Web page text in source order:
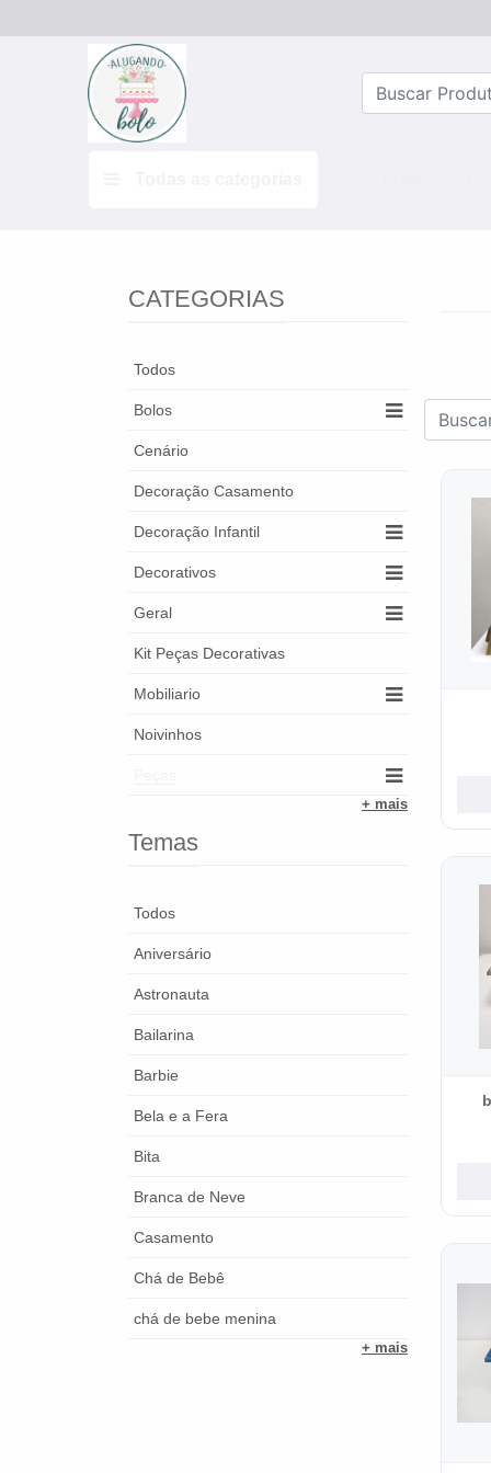
CATEGORIAS
Todos
Bolos
Cenário
Decoração Casamento
Decoração Infantil
Decorativos
Geral
Kit Peças Decorativas
Mobiliario
Noivinhos
+ mais
Temas
Todos
Aniversário
Astronauta
Bailarina
Barbie
Bela e a Fera
Bita
Branca de Neve
Casamento
Chá de Bebê
chá de bebe menina
+ mais